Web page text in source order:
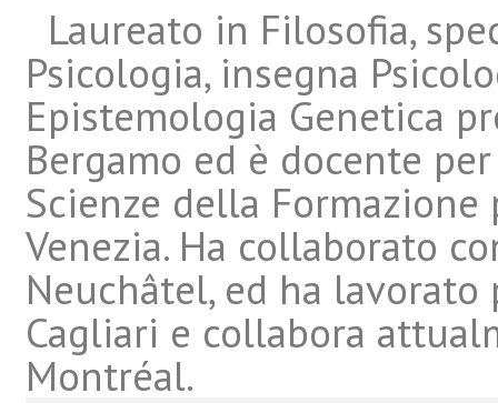
Laureato in Filosofia,
Psicologia, insegna
Epistemologia Genetica
Bergamo ed è docente
Scienze della Formazione
Venezia. Ha collaborato
Neuchâtel, ed ha
Cagliari e collabora
Montréal.